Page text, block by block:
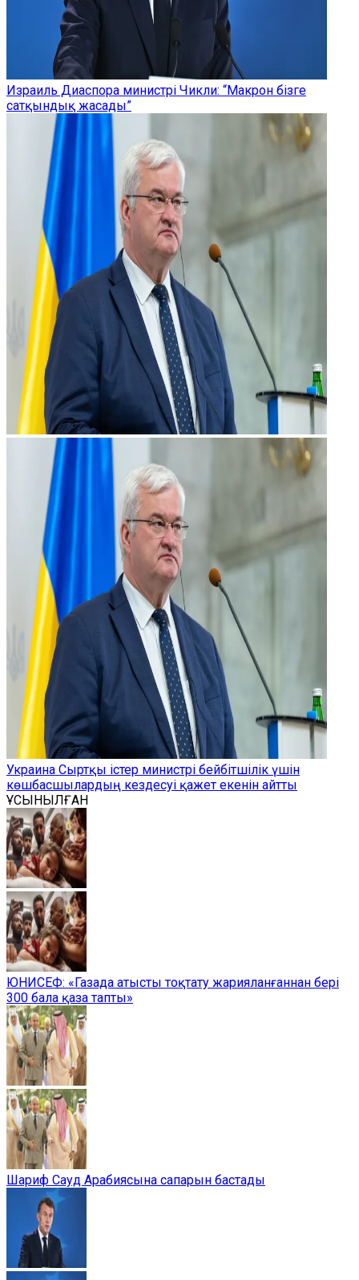
Израиль Диаспора министрі Чикли: “Макрон бізге
сатқындық жасады”
Украина Сыртқы істер министрі бейбітшілік үшін
көшбасшылардың кездесуі қажет екенін айтты
ҰСЫНЫЛҒАН
ЮНИСЕФ: «Газада атысты тоқтату жарияланғаннан бері
300 бала қаза тапты»
Шариф Сауд Арабиясына сапарын бастады